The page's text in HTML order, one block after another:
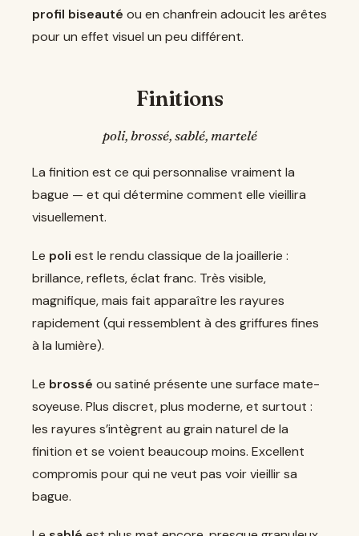
profil biseauté ou en chanfrein adoucit les arêtes
pour un effet visuel un peu différent.
Finitions
poli, brossé, sablé, martelé
La finition est ce qui personnalise vraiment la
bague — et qui détermine comment elle vieillira
visuellement.
Le poli est le rendu classique de la joaillerie :
brillance, reflets, éclat franc. Très visible,
magnifique, mais fait apparaître les rayures
rapidement (qui ressemblent à des griffures fines
à la lumière).
Le brossé ou satiné présente une surface mate-
soyeuse. Plus discret, plus moderne, et surtout :
les rayures s’intègrent au grain naturel de la
finition et se voient beaucoup moins. Excellent
compromis pour qui ne veut pas voir vieillir sa
bague.